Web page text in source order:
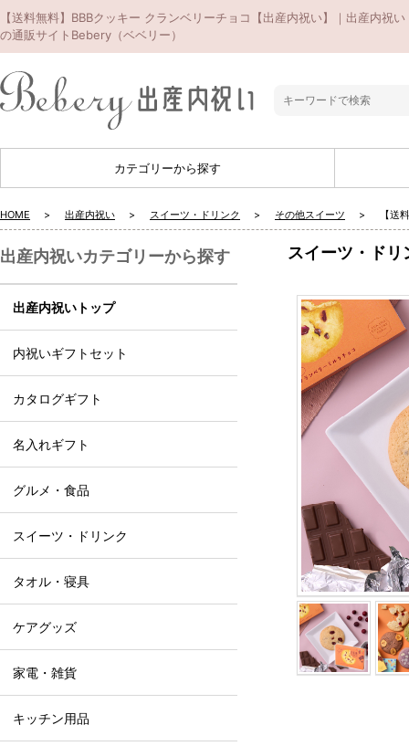
【送料無料】BBBクッキー クランベリーチョコ【出産内祝い】｜出産内祝い
の通販サイトBebery（ベベリー）
カテゴリーから探す
HOME 出産内祝い スイーツ・ドリンク その他スイーツ 【送
スイーツ・ドリ
出産内祝いカテゴリーから探す
出産内祝いトップ
内祝いギフトセット
カタログギフト
名入れギフト
グルメ・食品
スイーツ・ドリンク
タオル・寝具
ケアグッズ
家電・雑貨
キッチン用品